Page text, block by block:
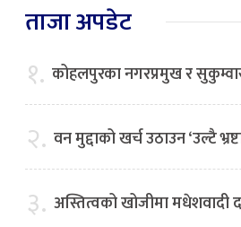
ताजा अपडेट
१. कोहलपुरका नगरप्रमुख र
२. वन मुद्दाको खर्च उठाउन ‘उल्टै
३. अस्तित्वको खोजीमा मधेशवादी